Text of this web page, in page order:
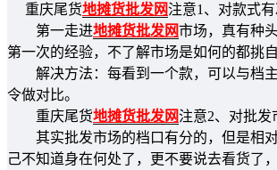
重庆尾货地摊货批发网注意1、对款式
第一走进地摊货批发网市场，真有种
第一次的经验，不了解市场是如何的都挑
解决方法：每看到一个款，可以与档主
令做对比。
重庆尾货地摊货批发网注意2、对批发
其实批发市场的档口有分的，但是相对
己不知道身在何处了，更不要说去看货了